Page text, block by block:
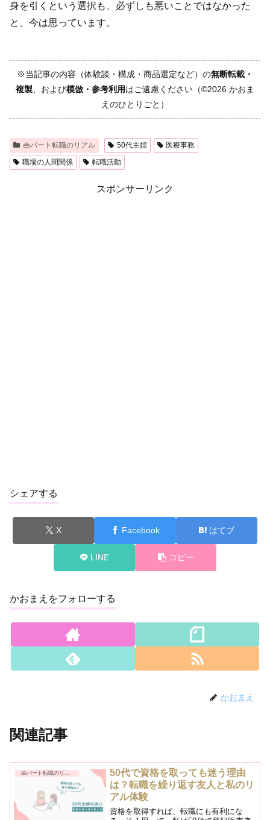
身を引くという選択も、必ずしも悪いことではなかった
と、今は思っています。
※当記事の内容（体験談・構成・商品選定など）の無断転載・
複製、および模倣・参考利用はご遠慮ください（©2026 かおま
えのひとりごと）
👜パート転職のリアル 50代主婦
医療事務
職場の人間関係
転職活動
スポンサーリンク
シェアする
X Facebook はてブ
LINE コピー
かおまえをフォローする
かおまえ
関連記事
50代で資格を取っても迷う理由
は？転職を繰り返す友人と私のリ
アル体験
資格を取得すれば、転職にも有利にな